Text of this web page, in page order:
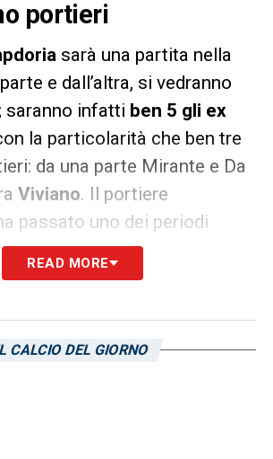
portieri
sarà una partita nella
e dall’altra, si vedranno
saranno infatti ben 5 gli ex
la particolarità che ben tre
da una parte Mirante e Da
Viviano. Il portiere
passato uno dei periodi
carriera in rossoblù fra
prima di essere acquisito
difensore prelevato dalla
READ MORE
CALCIO DEL GIORNO